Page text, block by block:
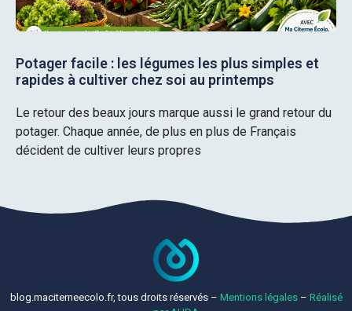
Potager facile : les légumes les plus simples et
rapides à cultiver chez soi au printemps
Le retour des beaux jours marque aussi le grand retour du
potager. Chaque année, de plus en plus de Français
décident de cultiver leurs propres
blog.maciterneecolo.fr, tous droits réservés – Mentions légales– Réalisé